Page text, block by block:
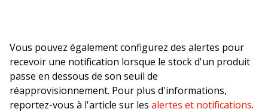
Vous pouvez également configurez des alertes pour
recevoir une notification lorsque le stock d'un produit
passe en dessous de son seuil de
réapprovisionnement. Pour plus d'informations,
reportez-vous à l'article sur les alertes et notifications.